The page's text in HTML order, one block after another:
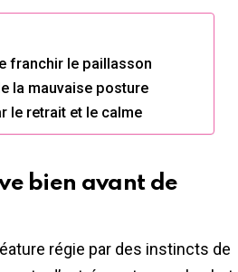
franchir le paillasson
la mauvaise posture
le retrait et le calme
bien avant de
régie par des instincts de